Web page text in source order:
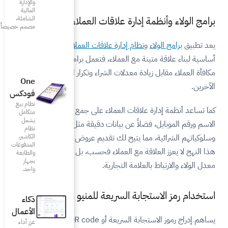
الشاملة،
مصمم خصيصاً للمطاعم
متكامل
يشمل
نظام
الكاشير،
المدفوعات
والطابعة
بجهاز
واحد.
ذكاء
عزز أداء
العملاء
العملاء
(CRM) خطوة
فتعمل برامج ولاء المطاعم على
وتكرار الزيارات ودعوة
على جمع بيانات أساسية مثل
دقيقة مثل تفضيلات العملاء
لك تقديم عروض وخدمات مخصصة.
فحسب، بل يسهم أيضًا في زيادة
للمنيو والطلبات
يساهم إدراج رموز الاستجابة السريعة أو QR code في المنيو وخيارات